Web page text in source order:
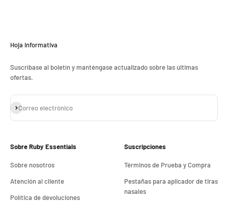
Hoja informativa
Suscríbase al boletín y manténgase actualizado sobre las últimas
ofertas.
Correo electrónico
Suscribirse
Sobre Ruby Essentials
Sobre nosotros
Atención al cliente
Política de devoluciones
Suscripciones
Términos de Prueba y Compra
Pestañas para aplicador de tiras
nasales